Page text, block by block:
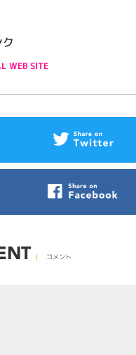
WEB SITE
コメント